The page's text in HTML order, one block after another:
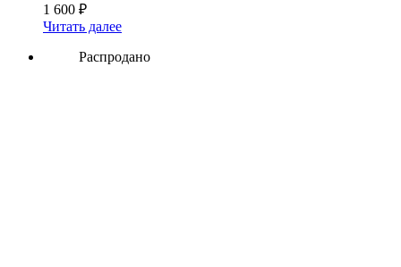
1 600 ₽
Читать далее
Распродано